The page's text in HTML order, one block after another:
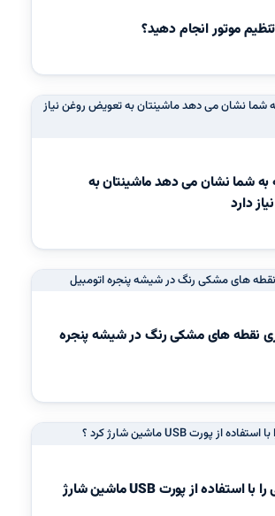
موتور انجام دهید؟
به شما نشان می دهد ماشینتان به
دارد
نقطه های مشکی رنگ در شیشه پنجره
چرا نباید گوشی را با استفاده از پورت USB ماشین شارژ